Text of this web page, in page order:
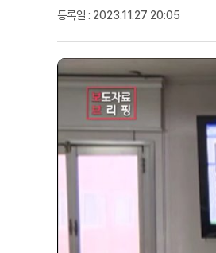
등록일 : 2023.11.27 20:05